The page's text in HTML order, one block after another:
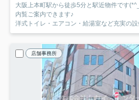
大阪上本町駅から徒歩5分と駅近物件です
内覧ご案内できます♪
洋式トイレ・エアコン・給湯室など充実の
店舗事務所